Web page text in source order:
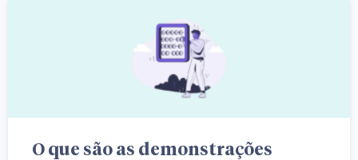
O que são as demonstrações